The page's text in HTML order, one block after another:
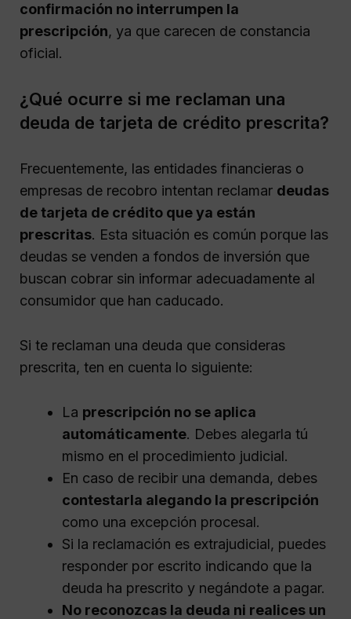
confirmación no interrumpen la
prescripción, ya que carecen de constancia
oficial.
¿Qué ocurre si me reclaman una
deuda de tarjeta de crédito prescrita?
Frecuentemente, las entidades financieras o
empresas de recobro intentan reclamar deudas
de tarjeta de crédito que ya están
prescritas. Esta situación es común porque las
deudas se venden a fondos de inversión que
buscan cobrar sin informar adecuadamente al
consumidor que han caducado.
Si te reclaman una deuda que consideras
prescrita, ten en cuenta lo siguiente:
La prescripción no se aplica
automáticamente. Debes alegarla tú
mismo en el procedimiento judicial.
En caso de recibir una demanda, debes
contestarla alegando la prescripción
como una excepción procesal.
Si la reclamación es extrajudicial, puedes
responder por escrito indicando que la
deuda ha prescrito y negándote a pagar.
No reconozcas la deuda ni realices un